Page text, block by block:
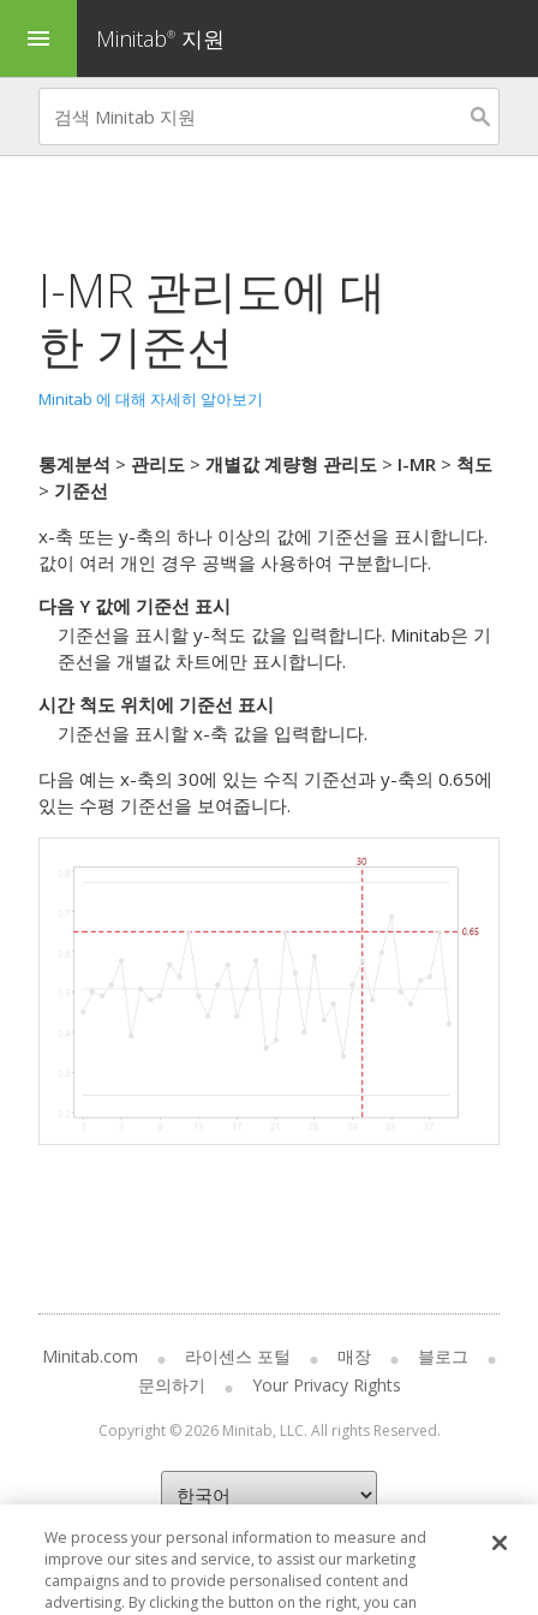
menu Minitab® 지원
I-MR 관리도에 대
한 기준선
Minitab 에 대해 자세히 알아보기
통계분석 > 관리도 > 개별값 계량형 관리도 > I-MR > 척도
> 기준선
x-축 또는 y-축의 하나 이상의 값에 기준선을 표시합니다.
값이 여러 개인 경우 공백을 사용하여 구분합니다.
다음 Y 값에 기준선 표시
기준선을 표시할 y-척도 값을 입력합니다. Minitab은 기
준선을 개별값 차트에만 표시합니다.
시간 척도 위치에 기준선 표시
기준선을 표시할 x-축 값을 입력합니다.
다음 예는 x-축의 30에 있는 수직 기준선과 y-축의 0.65에
있는 수평 기준선을 보여줍니다.
Minitab.com 라이센스 포털 매장
블로그
문의하기
Your Privacy Rights
Copyright © 2026 Minitab, LLC. All rights Reserved.
We process your personal information to measure and
improve our sites and service, to assist our marketing
campaigns and to provide personalised content and
advertising. By clicking the button on the right, you can